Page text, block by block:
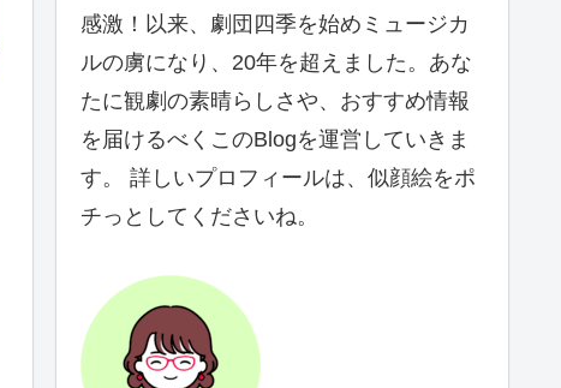
感激！以来、劇団四季を始めミュージカ
ルの虜になり、20年を超えました。あな
たに観劇の素晴らしさや、おすすめ情報
を届けるべくこのBlogを運営していきま
す。 詳しいプロフィールは、似顔絵をポ
チっとしてくださいね。